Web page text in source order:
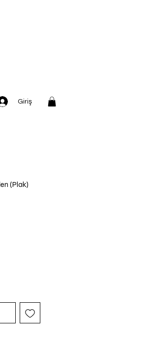
Giriş
(Plak)